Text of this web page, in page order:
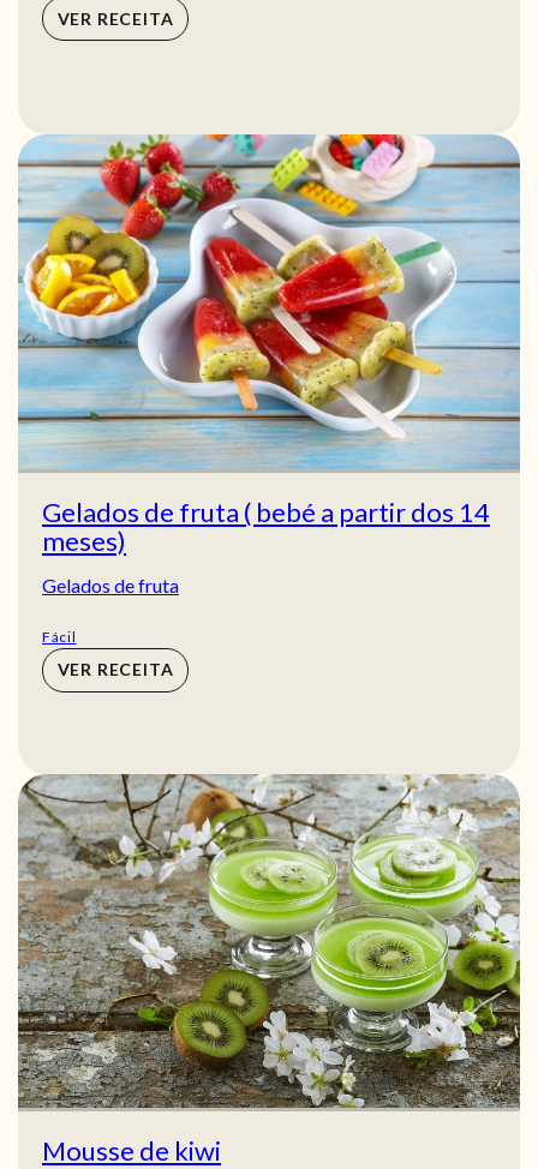
VER RECEITA
Gelados de fruta ( bebé a partir dos 14
meses)
Gelados de fruta
Fácil
VER RECEITA
Mousse de kiwi